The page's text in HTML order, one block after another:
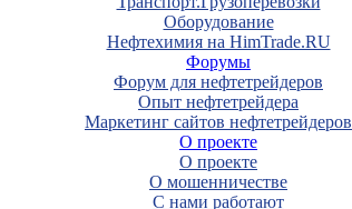
Оборудование
Нефтехимия на HimTrade.RU
Форумы
Форум для нефтетрейдеров
Опыт нефтетрейдера
Маркетинг сайтов нефтетрейдеров
О проекте
О проекте
О мошенничестве
С нами работают